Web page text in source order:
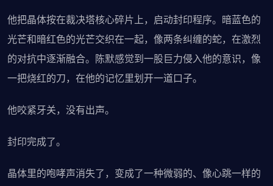
他把晶体按在裁决塔核心碎片上，启动封印程序。暗蓝色的
光芒和暗红色的光芒交织在一起，像两条纠缠的蛇，在激烈
的对抗中逐渐融合。陈默感觉到一股巨力侵入他的意识，像
一把烧红的刀，在他的记忆里划开一道口子。
他咬紧牙关，没有出声。
封印完成了。
晶体里的咆哮声消失了，变成了一种微弱的、像心跳一样的